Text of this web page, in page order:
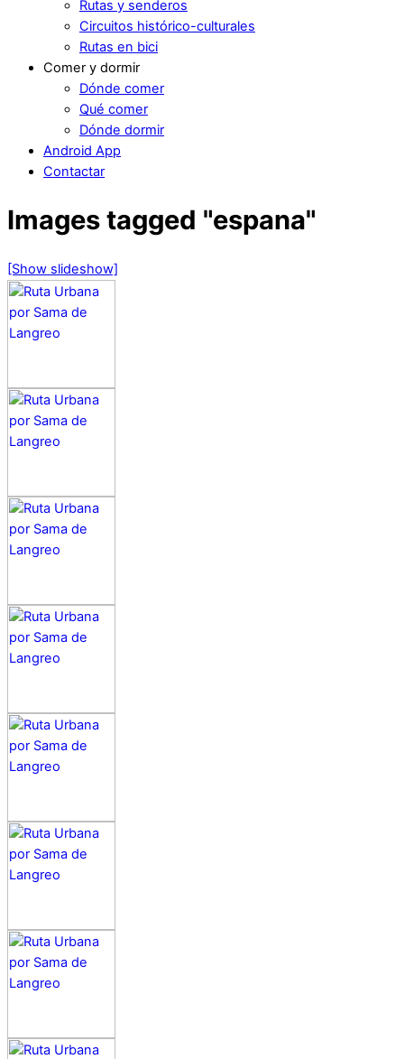
Rutas y senderos
Circuitos histórico-culturales
Rutas en bici
Comer y dormir
Dónde comer
Qué comer
Dónde dormir
Android App
Contactar
Images tagged "espana"
[Show slideshow]